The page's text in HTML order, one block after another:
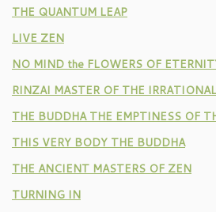
THE QUANTUM LEAP
LIVE ZEN
NO MIND the FLOWERS OF
RINZAI MASTER OF THE IRRATIONAL
THE BUDDHA THE EMPTINESS OF
THIS VERY BODY THE BUDDHA
THE ANCIENT MASTERS OF ZEN
TURNING IN